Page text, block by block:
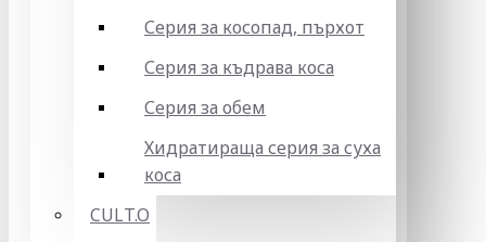
Серия за косопад, пърхот
Серия за къдрава коса
Серия за обем
Хидратираща серия за суха
коса
CULT.O